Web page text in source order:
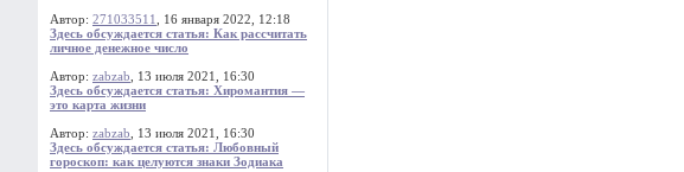
Автор: 271033511
, 16 января 2022, 12:18
Здесь обсуждается статья: Как рассчитать
личное денежное число
Автор: zabzab , 13 июля 2021, 16:30
Здесь обсуждается статья: Хиромантия —
это карта жизни
Автор: zabzab , 13 июля 2021, 16:30
Здесь обсуждается статья: Любовный
гороскоп: как целуются знаки Зодиака